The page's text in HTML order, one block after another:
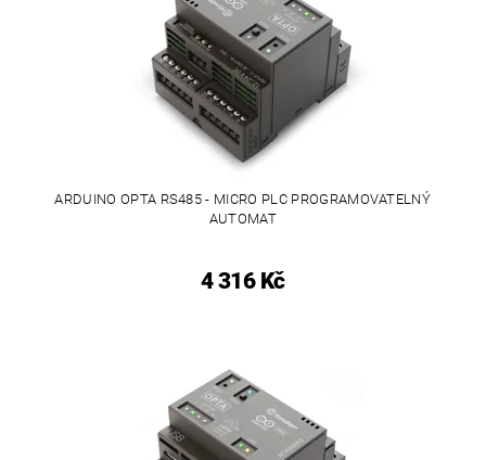
ARDUINO OPTA RS485 - MICRO PLC PROGRAMOVATELNÝ
AUTOMAT
4 316 Kč